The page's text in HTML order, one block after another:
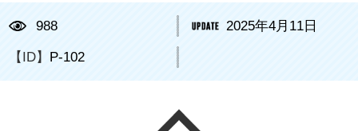
988 2025年4月11日
【ID】 P-102